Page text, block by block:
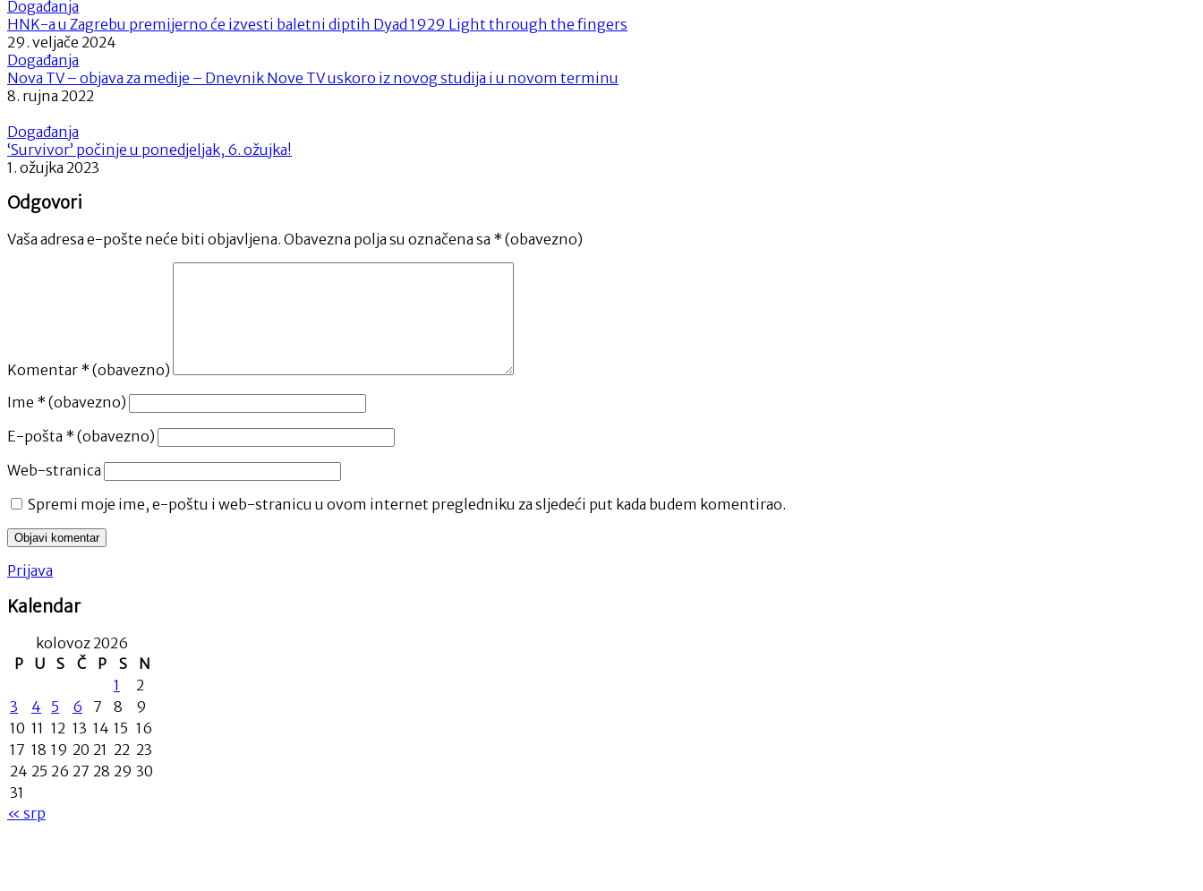
Događanja
HNK-a u Zagrebu premijerno će izvesti baletni diptih Dyad 1929 Light through the fingers
29. veljače 2024
Događanja
Nova TV – objava za medije – Dnevnik Nove TV uskoro iz novog studija i u novom terminu
8. rujna 2022
Događanja
‘Survivor’ počinje u ponedjeljak, 6. ožujka!
1. ožujka 2023
Odgovori
Vaša adresa e-pošte neće biti objavljena. Obavezna polja su označena sa * (obavezno)
Komentar * (obavezno)
Ime * (obavezno)
E-pošta * (obavezno)
Web-stranica
Spremi moje ime, e-poštu i web-stranicu u ovom internet pregledniku za sljedeći put kada budem komentirao.
Prijava
Kalendar
kolovoz 2026
P
U S Č P S
N
1
2
3
4 5 6 7 8
9
10 11 12 13 14 15 16
17 18 19 20 21 22 23
24 25 26 27 28 29 30
31
« srp